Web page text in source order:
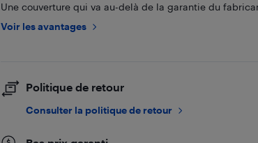
Une couverture qui va au-delà de la garantie du
Voir les avantages
Politique de retour
Consulter la politique de retour